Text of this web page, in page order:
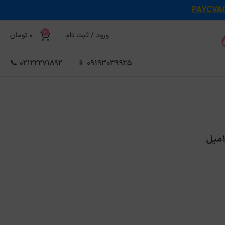
ورود / ثبت نام 0
0 تومان
09193039925 📱
02122271892 📞